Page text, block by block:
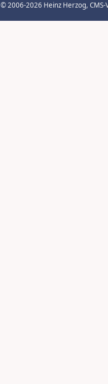
© 2006-2026 Heinz Herzog,